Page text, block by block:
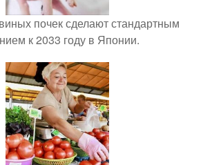
почек сделают стандартным
к 2033 году в Японии.